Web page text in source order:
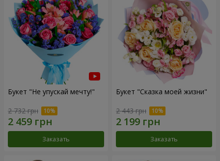
Букет "Не упускай мечту!"
2 732 грн
Заказать
Букет "Сказка моей жизни"
2 443 грн
Заказать